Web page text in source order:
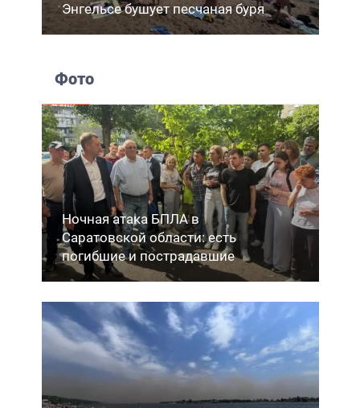
Энгельсе бушует песчаная буря
Фото
Ночная атака БПЛА в
Саратовской области: есть
погибшие и пострадавшие